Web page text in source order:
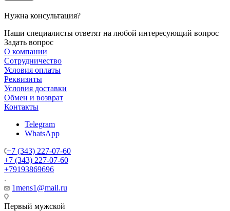
Нужна консультация?
Наши специалисты ответят на любой интересующий вопрос
Задать вопрос
О компании
Сотрудничество
Условия оплаты
Реквизиты
Условия доставки
Обмен и возврат
Контакты
Telegram
WhatsApp
+7 (343) 227-07-60
+7 (343) 227-07-60
+79193869696
1mens1@mail.ru
Первый мужской